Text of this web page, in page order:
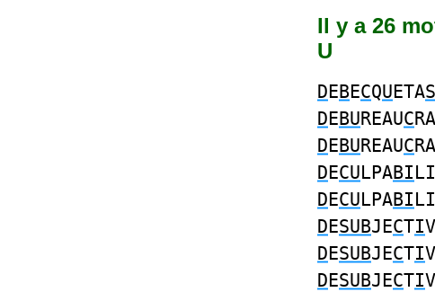
Il y a 26
U
DEBECQUETAS
DEBUREAUC
DEBUREAUC
DECULPABILI
DECULPABILI
DESUBJECTI
DESUBJECTI
DESUBJECTI